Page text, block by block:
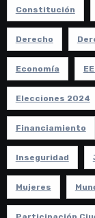
Constitución
Derecho
Economía
Elecciones 2024
Financiamiento
Inseguridad
Mujeres